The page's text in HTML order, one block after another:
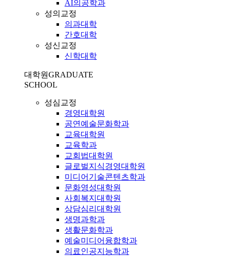
AI의공학과
성의교정
의과대학
간호대학
성신교정
신학대학
대학원GRADUATE
SCHOOL
성심교정
경영대학원
공연예술문화학과
교육대학원
교육학과
교회법대학원
글로벌지식경영대학원
미디어기술콘텐츠학과
문화영성대학원
사회복지대학원
상담심리대학원
생명과학과
생활문화학과
예술미디어융합학과
의료인공지능학과